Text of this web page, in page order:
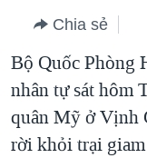
hướng
chính
Đi
tới
DIỄN ĐÀN
MỤC
TỰ DO BÁO CHÍ
VẠCH TRẦN TIN
CHUYÊN ĐỀ
CHIẾN TRANH
TẠI
HỌC TIẾNG ANH
Chia sẻ
Bộ Quốc Phòng
nhân tự sát hôm
quân Mỹ ở Vịnh
rời khỏi trại